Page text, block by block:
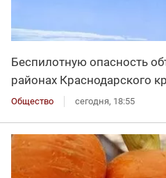
Беспилотную опасность
районах Краснодарского
Общество сегодня, 18:55